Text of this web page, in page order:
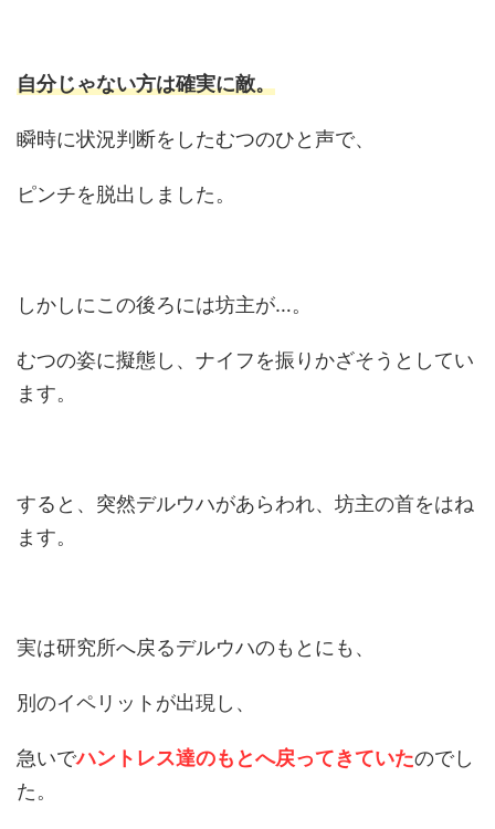
自分じゃない方は確実に敵。
瞬時に状況判断をしたむつのひと声で、
ピンチを脱出しました。
しかしにこの後ろには坊主が…。
むつの姿に擬態し、ナイフを振りかざそうとしてい
ます。
すると、突然デルウハがあらわれ、坊主の首をはね
ます。
実は研究所へ戻るデルウハのもとにも、
別のイペリットが出現し、
急いでハントレス達のもとへ戻ってきていたのでし
た。